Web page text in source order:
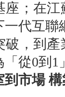
座；在
一代互
破，到
從0到
市場